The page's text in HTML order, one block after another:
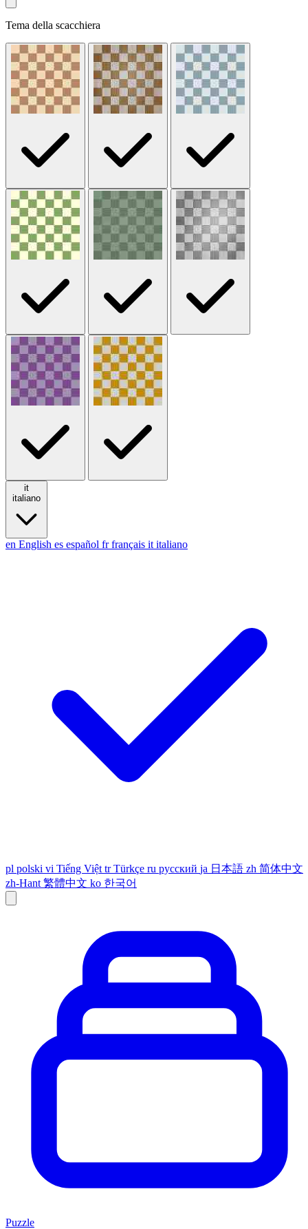
Tema della scacchiera
it
italiano
en English es español fr français it italiano
pl polski vi Tiếng Việt tr Türkçe ru русский ja 日本語 zh 简体中文
zh-Hant 繁體中文 ko 한국어
Puzzle